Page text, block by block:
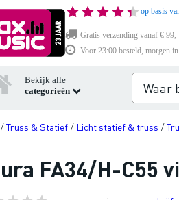
op basis
Gratis verzending vanaf € 99,-
Voor 23:00 besteld, morgen
Bekijk alle
categorieën
/Truss & Statief / Licht statief & truss /
FA34/H-C55